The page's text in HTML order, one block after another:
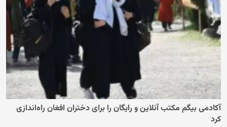
آکادمی بیگم مکتب آنلاین و رایگان را برای دختران افغان راه‌اندازی
کرد